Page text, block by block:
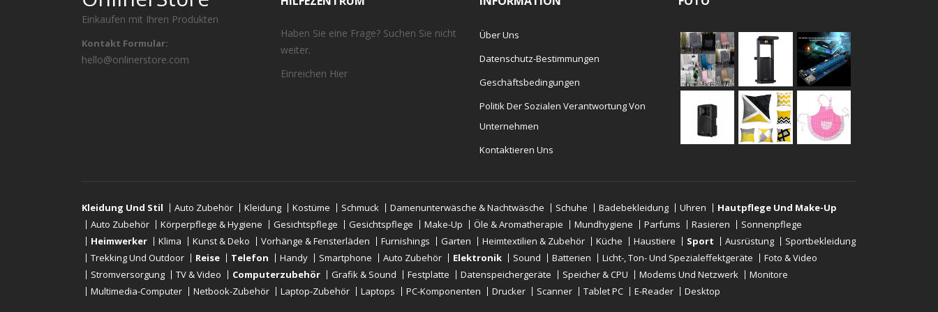
Einkaufen mit Ihren Produkten
Kontakt Formular:
hello@onlinerstore.com
Haben Sie eine Frage? Suchen Sie nicht
weiter.
Einreichen Hier
Über Uns
Datenschutz-Bestimmungen
Geschäftsbedingungen
Politik Der Sozialen Verantwortung Von
Unternehmen
Kontaktieren Uns
Kleidung Und Stil Auto Zubehör Kleidung Kostüme Schmuck Damenunterwäsche & Nachtwäsche Schuhe Badebekleidung Uhren
Hautpflege Und Make-Up
Auto Zubehör
Körperpflege & Hygiene Gesichtspflege Gesichtspflege Make-Up Öle & Aromatherapie Mundhygiene Parfums Rasieren
Sonnenpflege
Heimwerker
Klima Kunst & Deko Vorhänge & Fensterläden Furnishings Garten Heimtextilien & Zubehör Küche Haustiere Sport Ausrüstung
Sportbekleidung
Trekking Und Outdoor
Reise Telefon Handy Smartphone Auto Zubehör Elektronik Sound Batterien Licht-, Ton- Und Spezialeffektgeräte
Foto & Video
Stromversorgung
TV & Video Computerzubehör Grafik & Sound Festplatte Datenspeichergeräte Speicher & CPU Modems Und Netzwerk
Monitore
Multimedia-Computer
Netbook-Zubehör Laptop-Zubehör Laptops PC-Komponenten Drucker Scanner Tablet PC E-Reader Desktop